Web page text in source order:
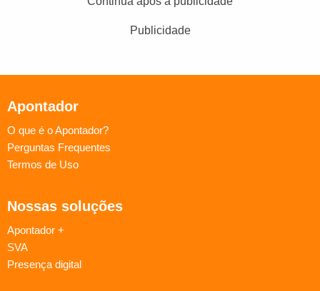
Publicidade
Apontador
O que é o Apontador?
Perguntas Frequentes
Termos de Uso
Nossas soluções
Apontador +
SVA
Presença digital